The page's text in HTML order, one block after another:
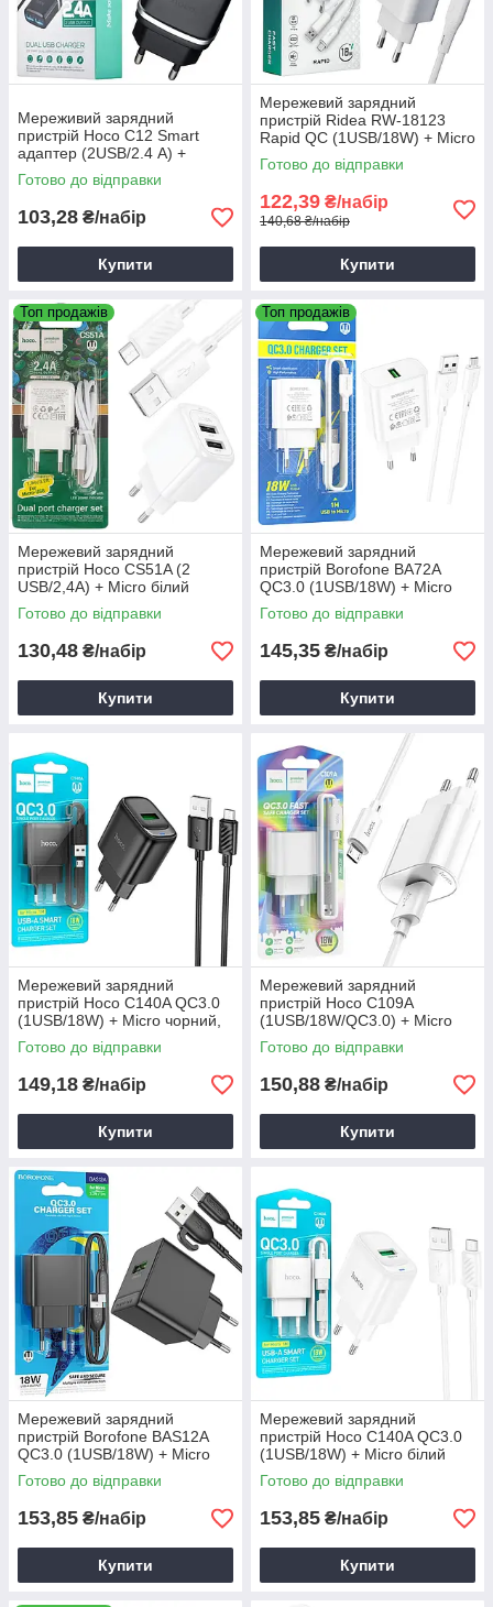
Мереживий зарядний
пристрій Hoco C12 Smart
адаптер (2USB/2.4 А) +
кабель Micro чорний
Готово до відправки
103,28 ₴/набір
Купити
Мережевий зарядний
пристрій Ridea RW-18123
Rapid QC (1USB/18W) + Micro
білий, блок живлення для
смартфона
Готово до відправки
122,39 ₴/набір
140,68 ₴/набір
Купити
Топ продажів
Мережевий зарядний
пристрій Hoco CS51A (2
USB/2,4A) + Micro білий
Готово до відправки
130,48 ₴/набір
Купити
Топ продажів
Мережевий зарядний
пристрій Borofone BA72A
QC3.0 (1USB/18W) + Micro
білий, зарядний пристрій для
телефону
Готово до відправки
145,35 ₴/набір
Купити
Мережевий зарядний
пристрій Hoco C140A QC3.0
(1USB/18W) + Micro чорний,
зарядний пристрій мікро юсб
Готово до відправки
149,18 ₴/набір
Купити
Мережевий зарядний
пристрій Hoco C109A
(1USB/18W/QC3.0) + Micro
білий, зарядний пристрій для
телефону
Готово до відправки
150,88 ₴/набір
Купити
Мережевий зарядний
пристрій Borofone BAS12A
QC3.0 (1USB/18W) + Micro
чорний, зарядка для
планшета
Готово до відправки
153,85 ₴/набір
Купити
Мережевий зарядний
пристрій Hoco C140A QC3.0
(1USB/18W) + Micro білий
Готово до відправки
153,85 ₴/набір
Купити